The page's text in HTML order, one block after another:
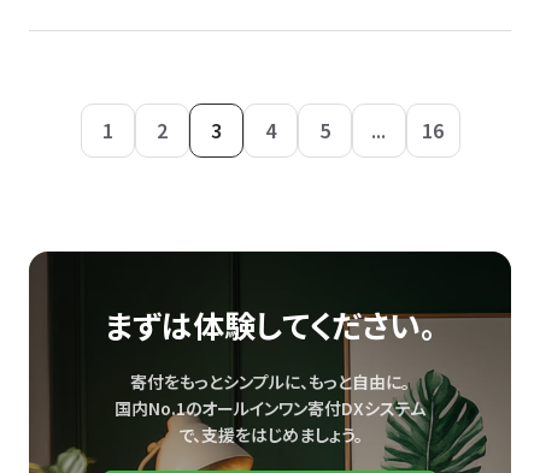
1 2 3 4 5 ... 16
まずは体験してください。
寄付をもっとシンプルに、もっと自由に。
国内No.1のオールインワン寄付DXシステム
で、支援をはじめましょう。